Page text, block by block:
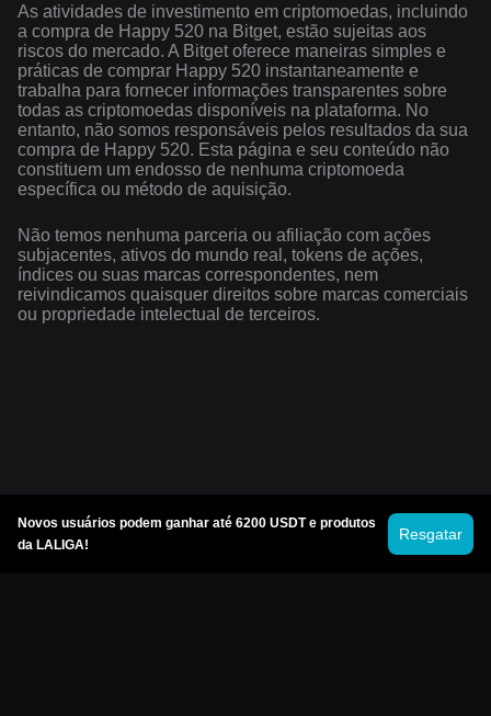
As atividades de investimento em criptomoedas, incluindo
a compra de Happy 520 na Bitget, estão sujeitas aos
riscos do mercado. A Bitget oferece maneiras simples e
práticas de comprar Happy 520 instantaneamente e
trabalha para fornecer informações transparentes sobre
todas as criptomoedas disponíveis na plataforma. No
entanto, não somos responsáveis pelos resultados da sua
compra de Happy 520. Esta página e seu conteúdo não
constituem um endosso de nenhuma criptomoeda
específica ou método de aquisição.
Não temos nenhuma parceria ou afiliação com ações
subjacentes, ativos do mundo real, tokens de ações,
índices ou suas marcas correspondentes, nem
reivindicamos quaisquer direitos sobre marcas comerciais
ou propriedade intelectual de terceiros.
Novos usuários podem ganhar até 6200 USDT e produtos
da LALIGA!
Resgatar